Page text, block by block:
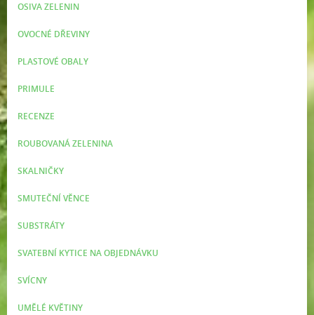
OSIVA ZELENIN
OVOCNÉ DŘEVINY
PLASTOVÉ OBALY
PRIMULE
RECENZE
ROUBOVANÁ ZELENINA
SKALNIČKY
SMUTEČNÍ VĚNCE
SUBSTRÁTY
SVATEBNÍ KYTICE NA OBJEDNÁVKU
SVÍCNY
UMĚLÉ KVĚTINY